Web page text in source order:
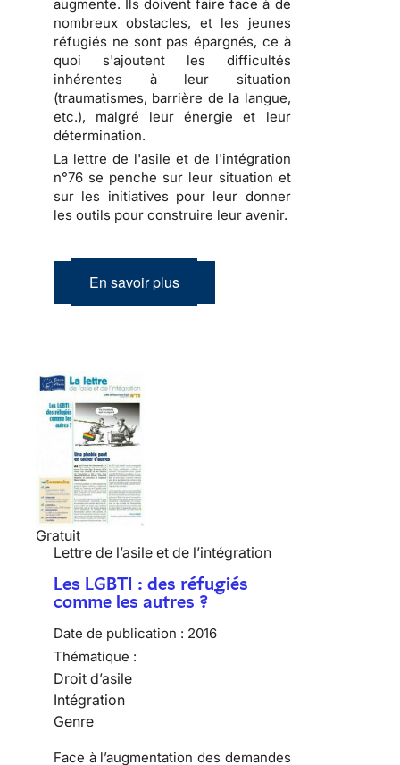
augmente. Ils doivent faire face à de
nombreux obstacles, et les jeunes
réfugiés ne sont pas épargnés, ce à
quoi s'ajoutent les difficultés
inhérentes à leur situation
(traumatismes, barrière de la langue,
etc.), malgré leur énergie et leur
détermination.
La lettre de l'asile et de l'intégration
n°76 se penche sur leur situation et
sur les initiatives pour leur donner
les outils pour construire leur avenir.
En savoir plus
Gratuit
Lettre de l’asile et de l’intégration
Les LGBTI : des réfugiés
comme les autres ?
Date de publication : 2016
Thématique :
Droit d’asile
Intégration
Genre
Face à l’augmentation des demandes